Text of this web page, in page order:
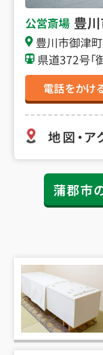
公営斎場 豊
豊川市御津
県道372号「
電話をかけ
地図・ア
蒲郡市